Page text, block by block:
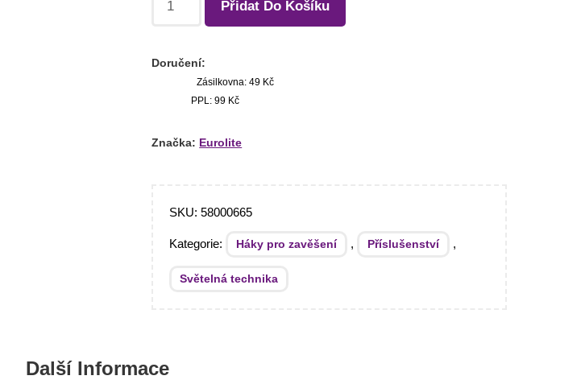
Přidat Do Košíku
Doručení:
Zásilkovna: 49 Kč
PPL: 99 Kč
Značka: Eurolite
SKU:58000665
Kategorie: Háky pro zavěšení , Příslušenství ,
Světelná technika
Další Informace